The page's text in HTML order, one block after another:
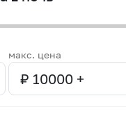
макс. цена